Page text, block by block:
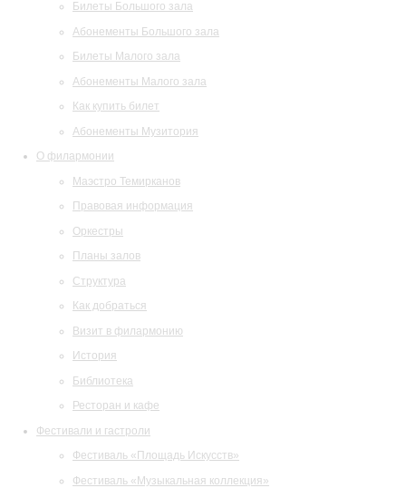
Билеты Большого зала
Абонементы Большого зала
Билеты Малого зала
Абонементы Малого зала
Как купить билет
Абонементы Музитория
О филармонии
Маэстро Темирканов
Правовая информация
Оркестры
Планы залов
Структура
Как добраться
Визит в филармонию
История
Библиотека
Ресторан и кафе
Фестивали и гастроли
Фестиваль «Площадь Искусств»
Фестиваль «Музыкальная коллекция»